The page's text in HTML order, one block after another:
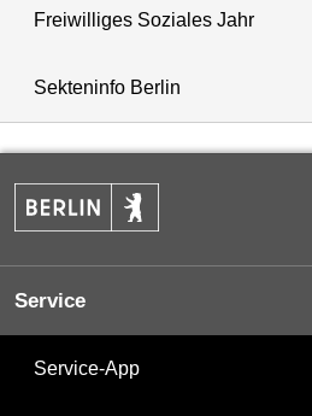
Freiwilliges Soziales Jahr
Sekteninfo Berlin
Service
Service-App